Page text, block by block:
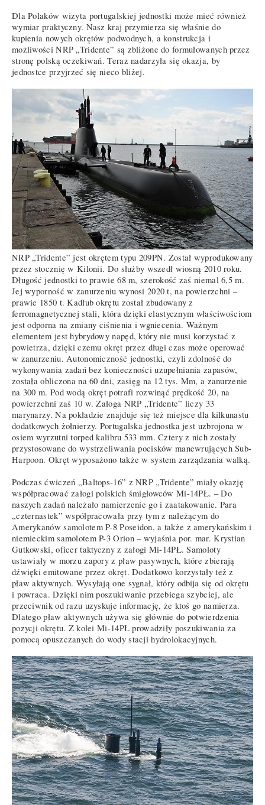
Dla Polaków wizyta portugalskiej jednostki może mieć również
wymiar praktyczny. Nasz kraj przymierza się właśnie do
kupienia nowych okrętów podwodnych, a konstrukcja i
możliwości NRP „Tridente” są zbliżone do formułowanych przez
stronę polską oczekiwań. Teraz nadarzyła się okazja, by
jednostce przyjrzeć się nieco bliżej.
NRP „Tridente” jest okrętem typu 209PN. Został wyprodukowany
przez stocznię w Kilonii. Do służby wszedł wiosną 2010 roku.
Długość jednostki to prawie 68 m, szerokość zaś niemal 6,5 m.
Jej wyporność w zanurzeniu wynosi 2020 t, na powierzchni –
prawie 1850 t. Kadłub okrętu został zbudowany z
ferromagnetycznej stali, która dzięki elastycznym właściwościom
jest odporna na zmiany ciśnienia i wgniecenia. Ważnym
elementem jest hybrydowy napęd, który nie musi korzystać z
powietrza, dzięki czemu okręt przez długi czas może operować
w zanurzeniu. Autonomiczność jednostki, czyli zdolność do
wykonywania zadań bez konieczności uzupełniania zapasów,
została obliczona na 60 dni, zasięg na 12 tys. Mm, a zanurzenie
na 300 m. Pod wodą okręt potrafi rozwinąć prędkość 20, na
powierzchni zaś 10 w. Załoga NRP „Tridente” liczy 33
marynarzy. Na pokładzie znajduje się też miejsce dla kilkunastu
dodatkowych żołnierzy. Portugalska jednostka jest uzbrojona w
osiem wyrzutni torped kalibru 533 mm. Cztery z nich zostały
przystosowane do wystrzeliwania pocisków manewrujących Sub-
Harpoon. Okręt wyposażono także w system zarządzania walką.
Podczas ćwiczeń „Baltops-16” z NRP „Tridente” miały okazję
współpracować załogi polskich śmigłowców Mi-14PŁ. – Do
naszych zadań należało namierzenie go i zaatakowanie. Para
„czternastek” współpracowała przy tym z należącym do
Amerykanów samolotem P-8 Poseidon, a także z amerykańskim i
niemieckim samolotem P-3 Orion – wyjaśnia por. mar. Krystian
Gutkowski, oficer taktyczny z załogi Mi-14PŁ. Samoloty
ustawiały w morzu zapory z pław pasywnych, które zbierają
dźwięki emitowane przez okręt. Dodatkowo korzystały też z
pław aktywnych. Wysyłają one sygnał, który odbija się od okrętu
i powraca. Dzięki nim poszukiwanie przebiega szybciej, ale
przeciwnik od razu uzyskuje informację, że ktoś go namierza.
Dlatego pław aktywnych używa się głównie do potwierdzenia
pozycji okrętu. Z kolei Mi-14PŁ prowadziły poszukiwania za
pomocą opuszczanych do wody stacji hydrolokacyjnych.